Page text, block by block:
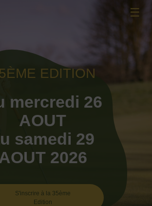
☰
EDITION
mercredi 26
AOUT
samedi 29
2026
S'inscrire à la 35ème
Edition